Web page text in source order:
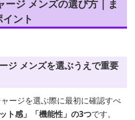
ージ メンズの選び方｜ま
ント
ジ メンズを選ぶうえで重要
ージを選ぶ際に最初に確認すべ
ト感」「機能性」の3つです。